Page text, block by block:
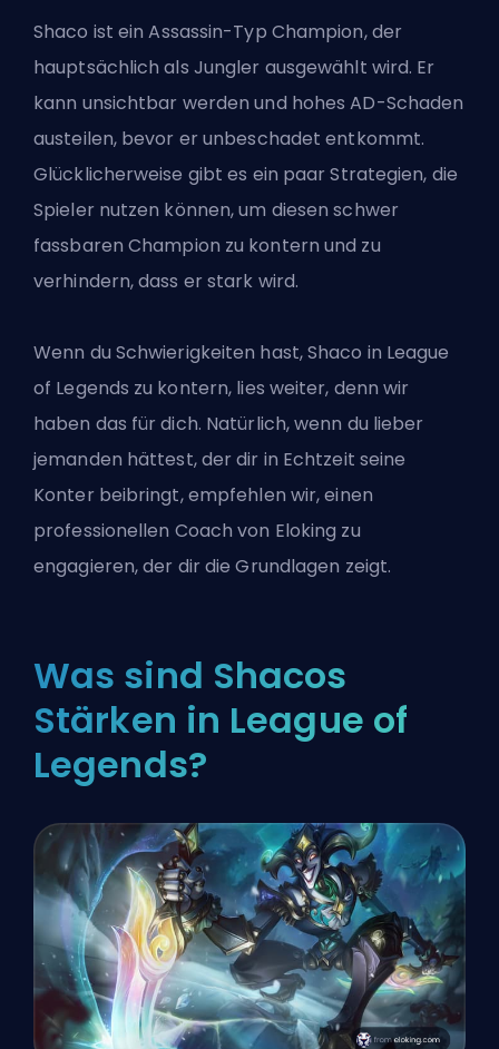
Shaco ist einAssassin-Typ Champion, der
hauptsächlich als Jungler ausgewählt wird. Er
kann unsichtbar werden und hohes AD-Schaden
austeilen, bevor er unbeschadet entkommt.
Glücklicherweise gibt es ein paar Strategien, die
Spieler nutzen können, um diesen schwer
fassbaren Champion zu kontern und zu
verhindern, dass er stark wird.
Wenn du Schwierigkeiten hast, Shaco in League
of Legends zu kontern, lies weiter, denn wir
haben das für dich. Natürlich, wenn du lieber
jemanden hättest, der dir in Echtzeit seine
Konter beibringt, empfehlen wir, einen
professionellen Coach von Eloking zu
engagieren, der dir die Grundlagen zeigt.
Was sind Shacos
Stärken in League of
Legends?